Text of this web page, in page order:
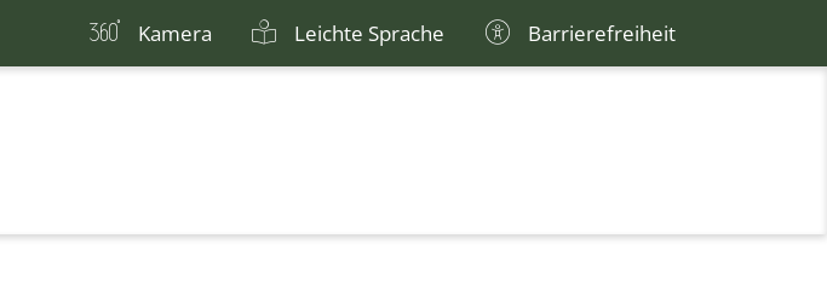
Kamera Leichte Sprache Barrierefreiheit